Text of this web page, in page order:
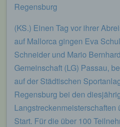
Regensburg
(KS.) Einen Tag vor ihrer
auf Mallorca gingen Eva
Schneider und Mario
Gemeinschaft (LG) Passau,
auf der Städtischen
Regensburg bei den
Langstreckenmeisterschaften
Start. Für die über 100